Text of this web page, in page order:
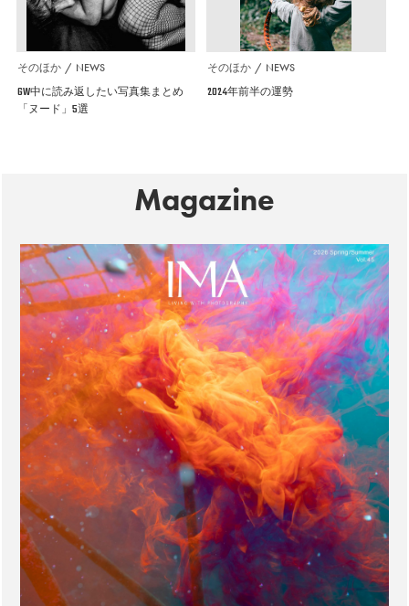
そのほか NEWS
GW中に読み返したい写真集まとめ
「ヌード」5選
そのほか NEWS
2024年前半の運勢
Magazine